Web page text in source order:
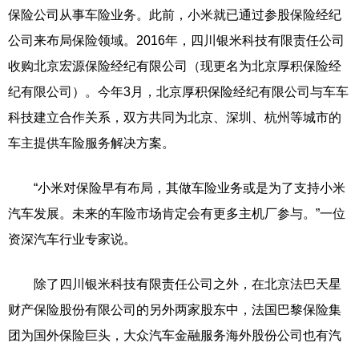
保险公司从事车险业务。此前，小米就已通过参股保险经纪
公司来布局保险领域。2016年，四川银米科技有限责任公司
收购北京宏源保险经纪有限公司（现更名为北京厚积保险经
纪有限公司）。今年3月，北京厚积保险经纪有限公司与车车
科技建立合作关系，双方共同为北京、深圳、杭州等城市的
车主提供车险服务解决方案。
“小米对保险早有布局，其做车险业务或是为了支持小米
汽车发展。未来的车险市场肯定会有更多主机厂参与。”一位
资深汽车行业专家说。
除了四川银米科技有限责任公司之外，在北京法巴天星
财产保险股份有限公司的另外两家股东中，法国巴黎保险集
团为国外保险巨头，大众汽车金融服务海外股份公司也有汽